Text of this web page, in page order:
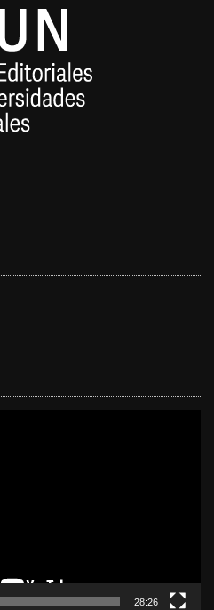
28:26